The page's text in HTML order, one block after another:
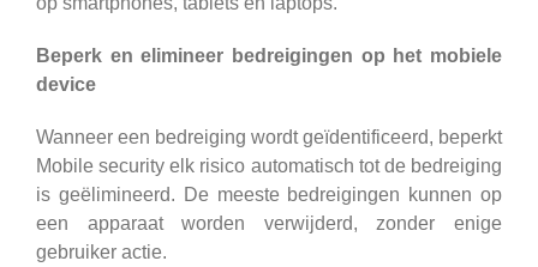
Beperk en elimineer bedreigingen op het mobiele
device
Wanneer een bedreiging wordt geïdentificeerd, beperkt
Mobile security elk risico automatisch tot de bedreiging
is geëlimineerd. De meeste bedreigingen kunnen op
een apparaat worden verwijderd, zonder enige
gebruiker actie.